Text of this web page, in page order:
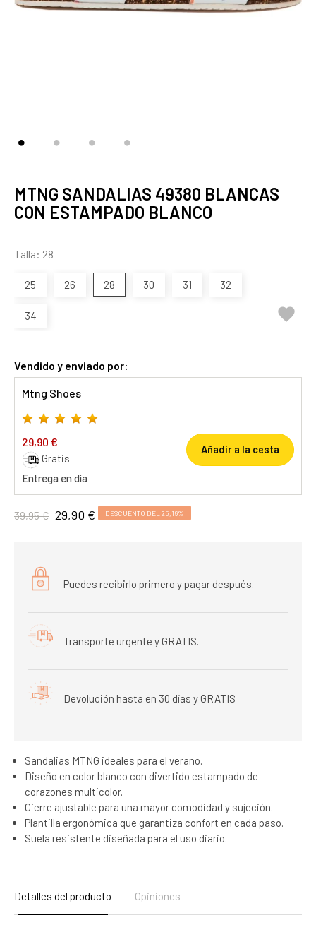
MTNG SANDALIAS 49380 BLANCAS
CON ESTAMPADO BLANCO
Talla: 28
25 26 28 30 31 32
34 
Vendido y enviado por:
Mtng Shoes
29,90 €
Gratis
Entrega en día
Añadir a la cesta
39,95 € 29,90 € DESCUENTO DEL 25,16%
Puedes recibirlo primero y pagar después.
Transporte urgente y GRATIS.
Devolución hasta en 30 días y GRATIS
Sandalias MTNG ideales para el verano.
Diseño en color blanco con divertido estampado de
corazones multicolor.
Cierre ajustable para una mayor comodidad y sujeción.
Plantilla ergonómica que garantiza confort en cada paso.
Suela resistente diseñada para el uso diario.
Detalles del producto Opiniones